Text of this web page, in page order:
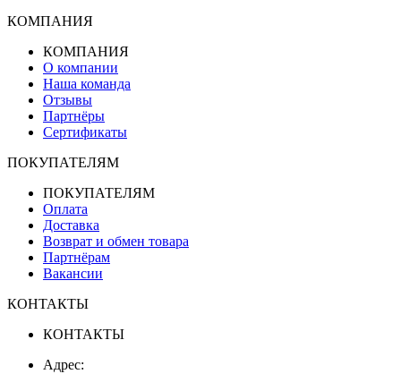
КОМПАНИЯ
КОМПАНИЯ
О компании
Наша команда
Отзывы
Партнёры
Сертификаты
ПОКУПАТЕЛЯМ
ПОКУПАТЕЛЯМ
Оплата
Доставка
Возврат и обмен товара
Партнёрам
Вакансии
КОНТАКТЫ
КОНТАКТЫ
Адрес: